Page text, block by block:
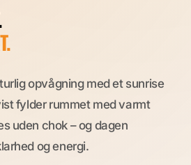
opvågning med et sunrise
fylder rummet med varmt
uden chok – og dagen
og energi.